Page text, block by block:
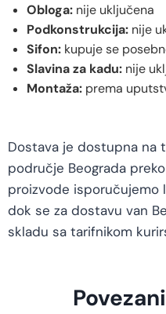
Obloga: nije uključena
Podkonstrukcija: nije
Sifon: kupuje se
Slavina za kadu: nije
Montaža: prema
Dostava je dostupna na
područje Beograda
proizvode isporučujemo
dok se za dostavu van
skladu sa tarifnikom